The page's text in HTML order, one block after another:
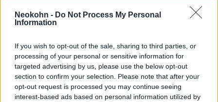
Neokohn - Do Not Process My Personal
Information
If you wish to opt-out of the sale, sharing to third parties, or
processing of your personal or sensitive information for
targeted advertising by us, please use the below opt-out
section to confirm your selection. Please note that after your
opt-out request is processed you may continue seeing
interest-based ads based on personal information utilized by
– csatlakozott képviselőtársáhozArató
Gergely.